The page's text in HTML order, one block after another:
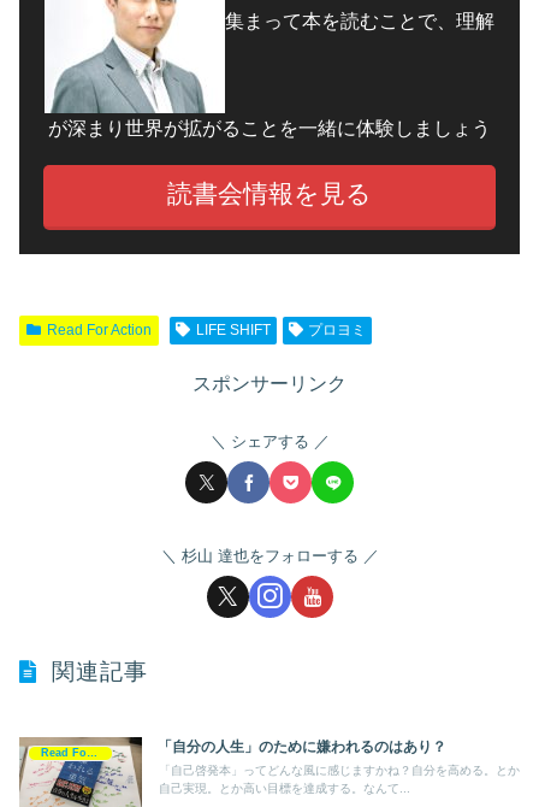
集まって本を読むことで、理解
が深まり世界が拡がることを一緒に体験しましょう
読書会情報を見る
Read For Action LIFE SHIFT プロヨミ
スポンサーリンク
シェアする
杉山 達也をフォローする
関連記事
「自分の人生」のために嫌われるのはあり？
「自己啓発本」ってどんな風に感じますかね？自分を高める。とか
自己実現。とか高い目標を達成する。なんて...